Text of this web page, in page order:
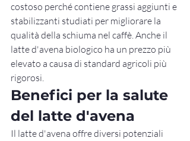
costoso perché contiene grassi aggiunti e
stabilizzanti studiati per migliorare la
qualità della schiuma nel caffè. Anche il
latte d'avena biologico ha un prezzo più
elevato a causa di standard agricoli più
rigorosi.
Benefici per la salute
del latte d'avena
Il latte d'avena offre diversi potenziali